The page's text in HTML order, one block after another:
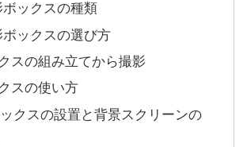
ボックスの種類
ボックスの選び方
スの組み立てから撮影
スの使い方
クスの設置と背景スクリーンの